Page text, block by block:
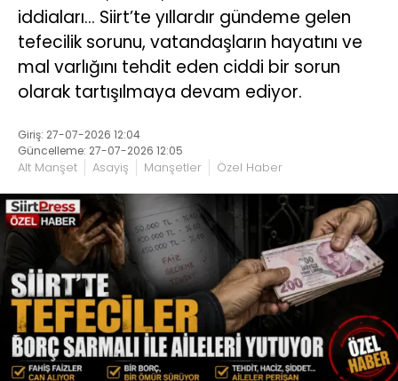
iddiaları… Siirt’te yıllardır gündeme gelen
tefecilik sorunu, vatandaşların hayatını ve
mal varlığını tehdit eden ciddi bir sorun
olarak tartışılmaya devam ediyor.
Giriş: 27-07-2026 12:04
Güncelleme: 27-07-2026 12:05
Alt Manşet Asayiş Manşetler Özel Haber